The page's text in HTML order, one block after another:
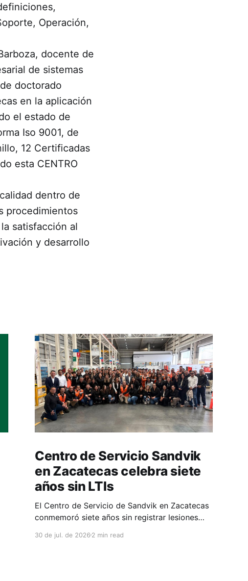
Operación,
docente de
de sistemas
doctorado
en la aplicación
el estado de
Iso 9001, de
12 Certificadas
esta CENTRO
dentro de
procedimientos
satisfacción al
y desarrollo
Centro de Servicio Sandvik
en Zacatecas celebra siete
años sin LTIs
El Centro de Servicio de Sandvik en Zacatecas
conmemoró siete años sin registrar lesiones
la consolidación de una cultura de seguridad
30 de jul. de 20262 min read